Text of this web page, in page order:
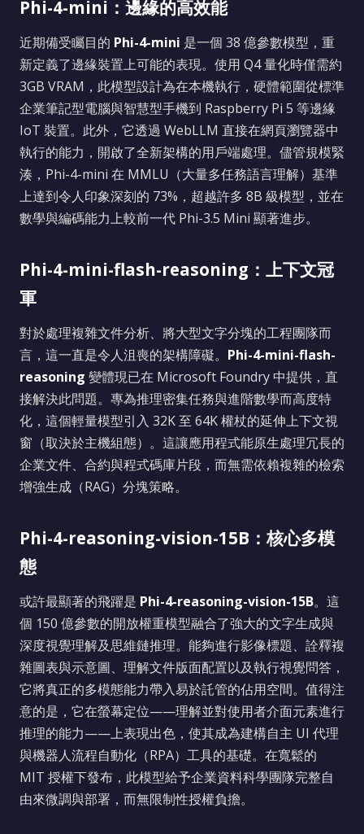
Phi-4-mini：邊緣的高效能
近期備受矚目的 Phi-4-mini 是一個 38 億參數模型，重
新定義了邊緣裝置上可能的表現。使用 Q4 量化時僅需約
3GB VRAM，此模型設計為在本機執行，硬體範圍從標準
企業筆記型電腦與智慧型手機到 Raspberry Pi 5 等邊緣
IoT 裝置。此外，它透過 WebLLM 直接在網頁瀏覽器中
執行的能力，開啟了全新架構的用戶端處理。儘管規模緊
湊，Phi-4-mini 在 MMLU（大量多任務語言理解）基準
上達到令人印象深刻的 73%，超越許多 8B 級模型，並在
數學與編碼能力上較前一代 Phi-3.5 Mini 顯著進步。
Phi-4-mini-flash-reasoning：上下文冠
軍
對於處理複雜文件分析、將大型文字分塊的工程團隊而
言，這一直是令人沮喪的架構障礙。 Phi-4-mini-flash-
reasoning 變體現已在 Microsoft Foundry 中提供，直
接解決此問題。專為推理密集任務與進階數學而高度特
化，這個輕量模型引入 32K 至 64K 權杖的延伸上下文視
窗（取決於主機組態）。這讓應用程式能原生處理冗長的
企業文件、合約與程式碼庫片段，而無需依賴複雜的檢索
增強生成（RAG）分塊策略。
Phi-4-reasoning-vision-15B：核心多模
態
或許最顯著的飛躍是 Phi-4-reasoning-vision-15B。這
個 150 億參數的開放權重模型融合了強大的文字生成與
深度視覺理解及思維鏈推理。能夠進行影像標題、詮釋複
雜圖表與示意圖、理解文件版面配置以及執行視覺問答，
它將真正的多模態能力帶入易於託管的佔用空間。值得注
意的是，它在螢幕定位——理解並對使用者介面元素進行
推理的能力——上表現出色，使其成為建構自主 UI 代理
與機器人流程自動化（RPA）工具的基礎。在寬鬆的
MIT 授權下發布，此模型給予企業資料科學團隊完整自
由來微調與部署，而無限制性授權負擔。